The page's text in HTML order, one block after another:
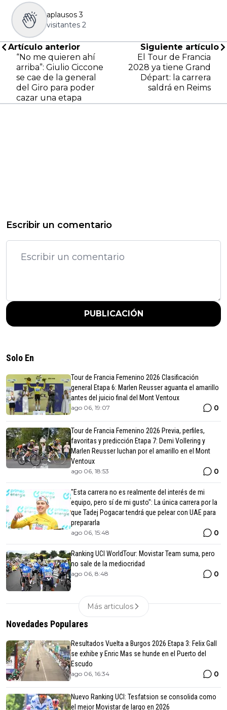
aplausos 3
visitantes 2
Artículo anterior
“No me quieren ahí
arriba”: Giulio Ciccone
se cae de la general
del Giro para poder
cazar una etapa
Siguiente artículo
El Tour de Francia
2028 ya tiene Grand
Départ: la carrera
saldrá en Reims
Escribir un comentario
PUBLICACIÓN
Solo En
Tour de Francia Femenino 2026 Clasificación
general Etapa 6: Marlen Reusser aguanta el amarillo
antes del juicio final del Mont Ventoux
ago 06, 19:07 0
Tour de Francia Femenino 2026 Previa, perfiles,
favoritas y predicción Etapa 7: Demi Vollering y
Marlen Reusser luchan por el amarillo en el Mont
Ventoux
ago 06, 18:53 0
"Esta carrera no es realmente del interés de mi
equipo, pero sí de mi gusto": La única carrera por la
que Tadej Pogacar tendrá que pelear con UAE para
prepararla
ago 06, 15:48 0
Ranking UCI WorldTour: Movistar Team suma, pero
no sale de la mediocridad
ago 06, 8:48 0
Más articulos
Novedades Populares
Resultados Vuelta a Burgos 2026 Etapa 3: Felix Gall
se exhibe y Enric Mas se hunde en el Puerto del
Escudo
ago 06, 16:34 0
Nuevo Ranking UCI: Tesfatsion se consolida como
el mejor Movistar de largo en 2026